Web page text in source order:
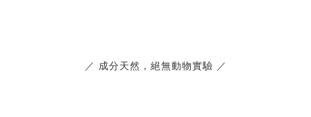
／ 成分天然，絕無動物實驗 ／